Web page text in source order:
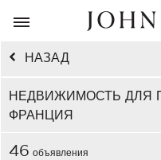
НАЗАД
НЕДВИЖИМОСТЬ ДЛЯ
ФРАНЦИЯ
46 объявления